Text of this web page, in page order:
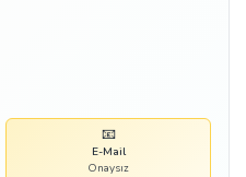
📧
E-Mail
Onaysız